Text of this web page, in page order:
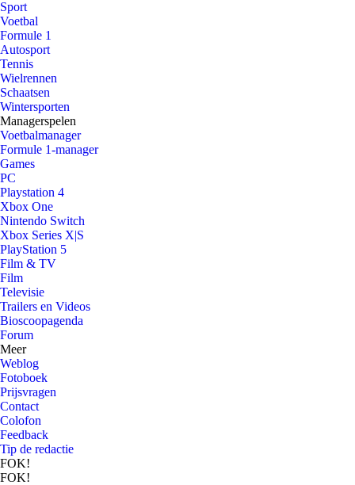
Sport
Voetbal
Formule 1
Autosport
Tennis
Wielrennen
Schaatsen
Wintersporten
Managerspelen
Voetbalmanager
Formule 1-manager
Games
PC
Playstation 4
Xbox One
Nintendo Switch
Xbox Series X|S
PlayStation 5
Film & TV
Film
Televisie
Trailers en Videos
Bioscoopagenda
Forum
Meer
Weblog
Fotoboek
Prijsvragen
Contact
Colofon
Feedback
Tip de redactie
FOK!
FOK!